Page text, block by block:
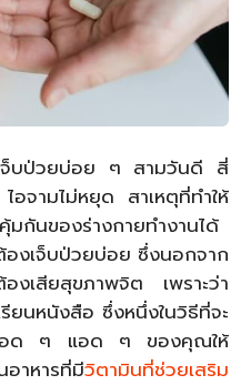
เจ็บป่วยบ่อย ๆ สามวันดี สี่
อจามไม่หยุด สาเหตุที่ทำให้
กันของร่างกายทำงานได้
องเจ็บป่วยบ่อย ซึ่งนอกจาก
งเสียสุขภาพจิต เพราะว่า
ยนหนังสือ ซึ่งหนึ่งในวิธีที่จะ
ออด ๆ แอด ๆ ของคุณให้
อาหารที่มีวิตามินที่ช่วยเสริม